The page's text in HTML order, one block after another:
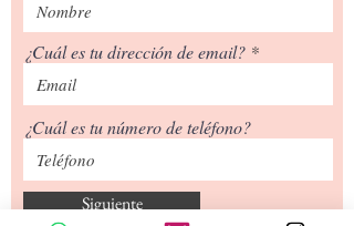
¿Cuál es tu dirección de email?
¿Cuál es tu número de teléfono?
Siguiente